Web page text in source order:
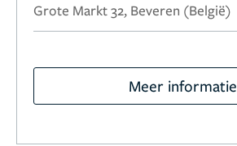
Grote Markt 32, Beveren (België)
Meer informatie